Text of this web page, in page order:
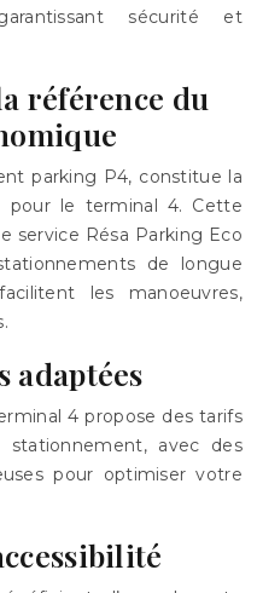
sécurité et
référence du
parking P4, constitue la
pour le terminal 4. Cette
service Résa Parking Eco
de longue
les manoeuvres,
adaptées
4 propose des tarifs
avec des
pour optimiser votre